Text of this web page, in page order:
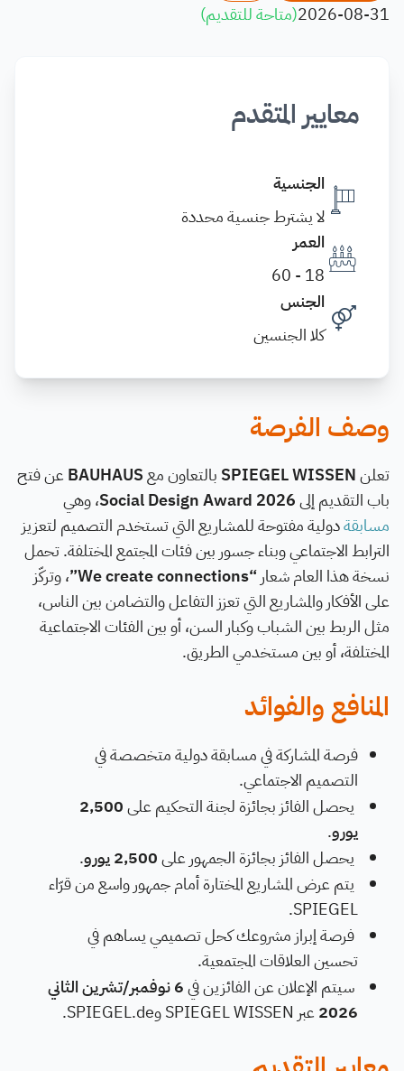
2026-08-31
(متاحة للتقديم)
معايير المتقدم
الجنسية
لا يشترط جنسية محددة
العمر
18 - 60
الجنس
كلا الجنسين
وصف الفرصة
تعلنSPIEGEL WISSEN بالتعاون معBAUHAUS عن فتح
باب التقديم إلىSocial Design Award 2026، وهي
مسابقةدولية مفتوحة للمشاريع التي تستخدم التصميم لتعزيز
الترابط الاجتماعي وبناء جسور بين فئات المجتمع المختلفة. تحمل
نسخة هذا العام شعار “We create connections”
، وتركّز
على الأفكار والمشاريع التي تعزز التفاعل والتضامن بين الناس،
مثل الربط بين الشباب وكبار السن، أو بين الفئات الاجتماعية
المختلفة، أو بين مستخدمي الطريق.
المنافع والفوائد
فرصة المشاركة في مسابقة دولية متخصصة في
التصميم الاجتماعي.
يحصل الفائز بجائزة لجنة التحكيم على2,500
يورو.
يحصل الفائز بجائزة الجمهور على2,500 يورو
.
يتم عرض المشاريع المختارة أمام جمهور واسع من قرّاء
SPIEGEL.
فرصة إبراز مشروعك كحل تصميمي يساهم في
تحسين العلاقات المجتمعية.
سيتم الإعلان عن الفائزين في
6 نوفمبر/تشرين الثاني
2026 عبر SPIEGEL WISSEN وSPIEGEL.de.